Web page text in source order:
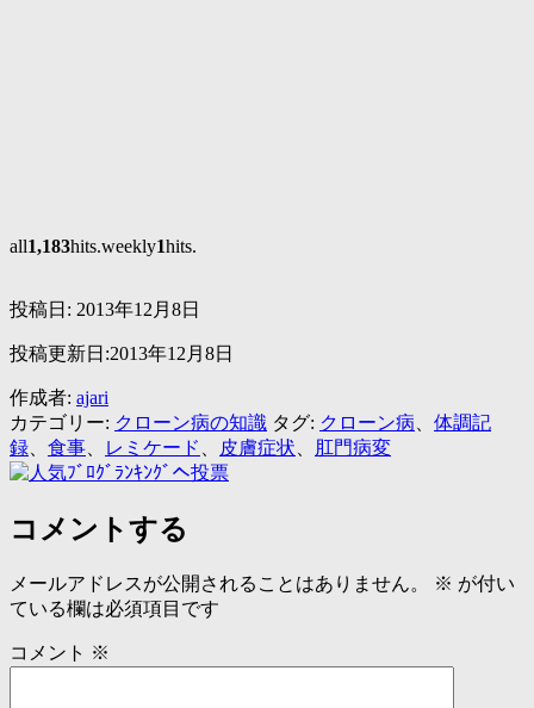
all1,183hits.weekly1hits.
投稿日: 2013年12月8日
投稿更新日:2013年12月8日
作成者: ajari
カテゴリー: クローン病の知識 タグ: クローン病
体調記
録
食事 レミケード 皮膚症状 肛門病変
コメントする
メールアドレスが公開されることはありません。 ※ が付い
ている欄は必須項目です
コメント ※